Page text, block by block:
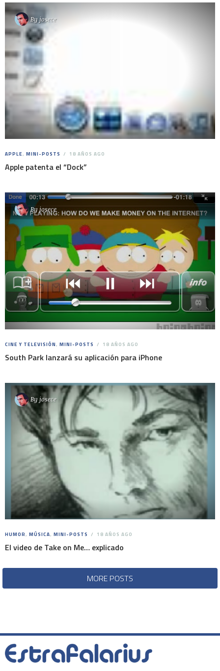
By josece
APPLE, MINI-POSTS 18 AÑOS AGO
Apple patenta el “Dock”
Byjosece
CINE Y TELEVISIÓN, MINI-POSTS 18 AÑOS AGO
South Park lanzará su aplicación para iPhone
By josece
HUMOR, MÚSICA, MINI-POSTS 18 AÑOS AGO
El video de Take on Me… explicado
MORE POSTS